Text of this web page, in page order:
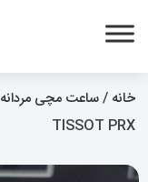
خانه /ساعت مچی مردانه
TISSOT PRX